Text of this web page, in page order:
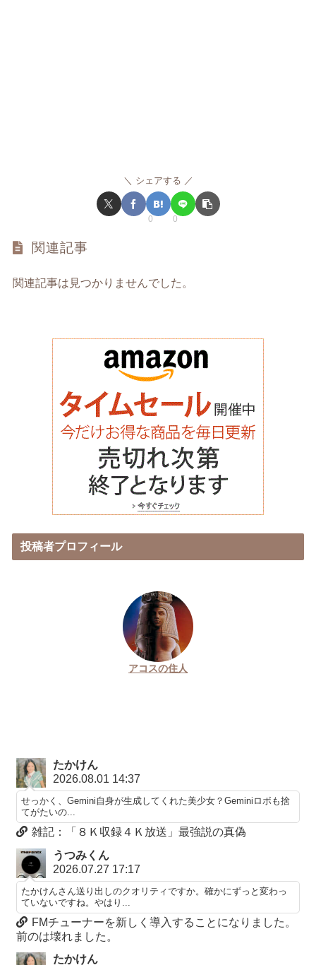
シェアする
0 0
関連記事
関連記事は見つかりませんでした。
投稿者プロフィール
アコスの住人
たかけん
2026.08.01 14:37
せっかく、Gemini自身が生成してくれた美少女？Geminiロボも捨
てがたいの...
雑記：「８Ｋ収録４Ｋ放送」最強説の真偽
うつみくん
2026.07.27 17:17
たかけんさん送り出しのクオリティですか。確かにずっと変わっ
ていないですね。やはり...
FMチューナーを新しく導入することになりました。
前のは壊れました。
たかけん